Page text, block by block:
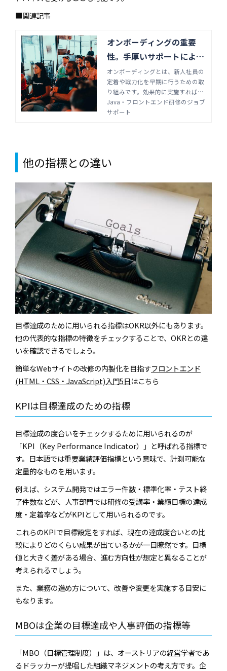
■関連記事
オンボーディングの重要
性。手厚いサポートにより
解決できる課題とは | Jav
a・フロントエンド研修の
ジョブサポート
オンボーディングとは、新人社員の
定着や戦力化を早期に行うための取
り組みです。効果的に実施すれば、
組織全体の結束力を高め売上の向上
につなげられるでしょう。オンボー
Java・フロントエンド研修のジョブ
サポート
他の指標との違い
目標達成のために用いられる指標はOKR以外にもあります。
他の代表的な指標の特徴をチェックすることで、OKRとの違
いを確認できるでしょう。
簡単なWebサイトの改修の内製化を目指すフロントエンド
(HTML・CSS・JavaScript)入門5日はこちら
KPIは目標達成のための指標
目標達成の度合いをチェックするために用いられるのが
「KPI（Key Performance Indicator）」と呼ばれる指標で
す。日本語では重要業績評価指標という意味で、計測可能な
定量的なものを用います。
例えば、システム開発ではエラー件数・標準化率・テスト終
了件数などが、人事部門では研修の受講率・業績目標の達成
度・定着率などがKPIとして用いられるのです。
これらのKPIで目標設定をすれば、現在の達成度合いとの比
較によりどのくらい成果が出ているかが一目瞭然です。目標
値と大きく差がある場合、進む方向性が想定と異なることが
考えられるでしょう。
また、業務の進め方について、改善や変更を実施する目安に
もなります。
MBOは企業の目標達成や人事評価の指標等
「MBO（目標管理制度）」は、オーストリアの経営学者であ
るドラッカーが提唱した組織マネジメントの考え方です。企